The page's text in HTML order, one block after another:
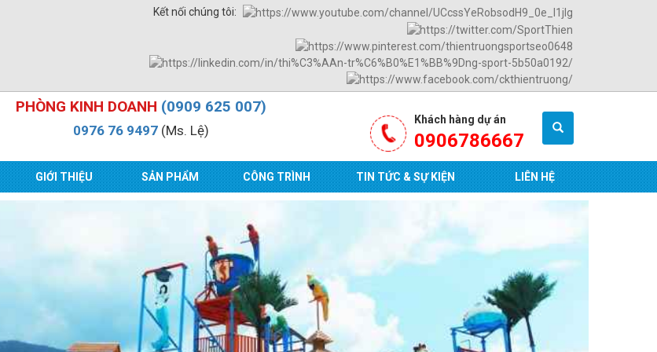
Kết nối chúng tôi:
PHÒNG KINH DOANH (0909 625 007)
0976 76 9497(Ms. Lệ)
Khách hàng dự án
0906786667
GIỚI THIỆU SẢN PHẨM CÔNG TRÌNH TIN TỨC & SỰ KIỆN LIÊN HỆ